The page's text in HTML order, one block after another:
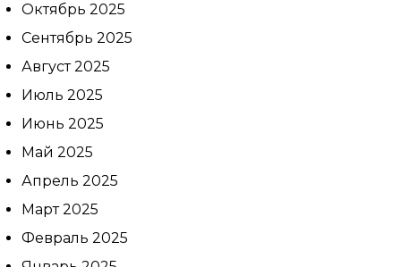
Октябрь 2025
Сентябрь 2025
Август 2025
Июль 2025
Июнь 2025
Май 2025
Апрель 2025
Март 2025
Февраль 2025